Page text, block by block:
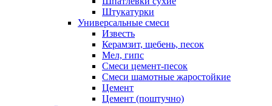
Штукатурки
Универсальные смеси
Известь
Керамзит, щебень, песок
Мел, гипс
Смеси цемент-песок
Смеси шамотные жаростойкие
Цемент
Цемент (поштучно)